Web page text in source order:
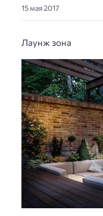
15 мая 2017
Лаунж зона